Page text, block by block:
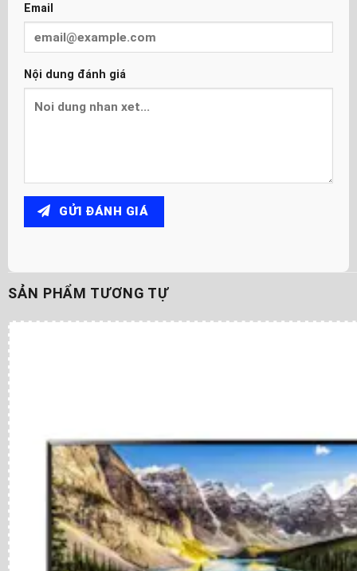
Email
Nội dung đánh giá
GỬI ĐÁNH GIÁ
SẢN PHẨM TƯƠNG TỰ